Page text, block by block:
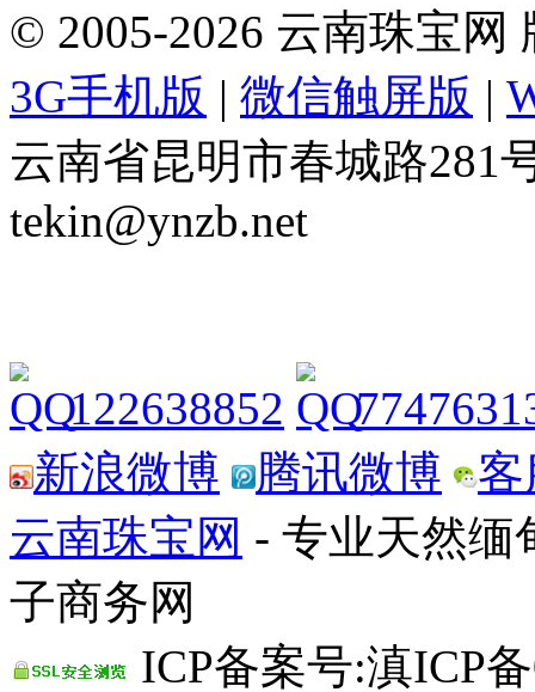
© 2005-2026 云南珠宝网
3G手机版 | 微信触屏版 |
云南省昆明市春城路281
tekin@ynzb.net
122638852
新浪微博
腾讯微博
云南珠宝网 - 专业天然缅
子商务网
ICP备案号:滇ICP